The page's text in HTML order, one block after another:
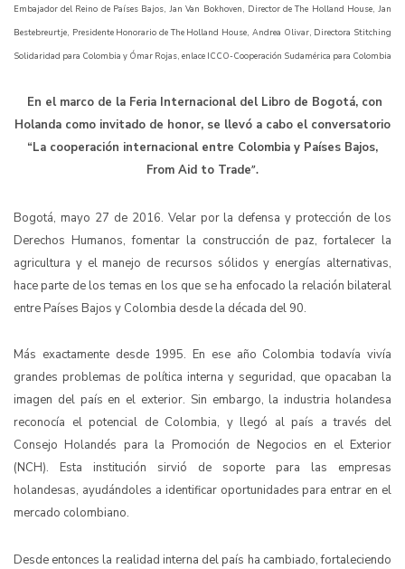
Embajador del Reino de Países Bajos, Jan Van Bokhoven, Director de The Holland House, Jan
Bestebreurtje, Presidente Honorario de The Holland House, Andrea Olivar, Directora Stitching
Solidaridad para Colombia y Ómar Rojas, enlace ICCO-Cooperación Sudamérica para Colombia
En el marco de la Feria Internacional del Libro de Bogotá, con
Holanda como invitado de honor, se llevó a cabo el conversatorio
“La cooperación internacional entre Colombia y Países Bajos,
From Aid to Trade”.
Bogotá, mayo 27 de 2016. Velar por la defensa y protección de los
Derechos Humanos, fomentar la construcción de paz, fortalecer la
agricultura y el manejo de recursos sólidos y energías alternativas,
hace parte de los temas en los que se ha enfocado la relación bilateral
entre Países Bajos y Colombia desde la década del 90.
Más exactamente desde 1995. En ese año Colombia todavía vivía
grandes problemas de política interna y seguridad, que opacaban la
imagen del país en el exterior. Sin embargo, la industria holandesa
reconocía el potencial de Colombia, y llegó al país a través del
Consejo Holandés para la Promoción de Negocios en el Exterior
(NCH). Esta institución sirvió de soporte para las empresas
holandesas, ayudándoles a identificar oportunidades para entrar en el
mercado colombiano.
Desde entonces la realidad interna del país ha cambiado, fortaleciendo